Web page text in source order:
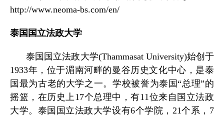
http://www.neoma-bs.com/en/
泰国国立法政大学
泰国国立法政大学(Thammasat University)始创于
1933年，位于湄南河畔的曼谷历史文化中心，是泰
国最为古老的大学之一。学校被誉为泰国“总理”的
摇篮，在历史上 17个总理中，有11 位来自国立法政
大学。泰国国立法政大学设有6个学院， 21个系， 7